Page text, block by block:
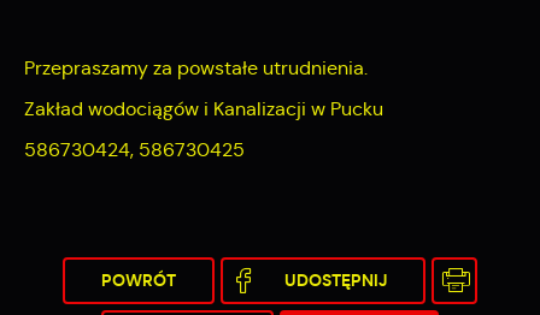
Przepraszamy za powstałe utrudnienia.
Zakład wodociągów i Kanalizacji w Pucku
586730424, 586730425
POWRÓT UDOSTĘPNIJ